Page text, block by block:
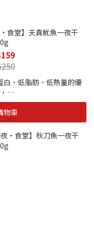
食堂】天真魷魚一夜干
白、低脂肪、低熱量的優
飽和脂肪酸和牛磺酸。
重殺菌（臭氧、紫外線）
最簡單天然的方式來處
證純粹的味道。
物車